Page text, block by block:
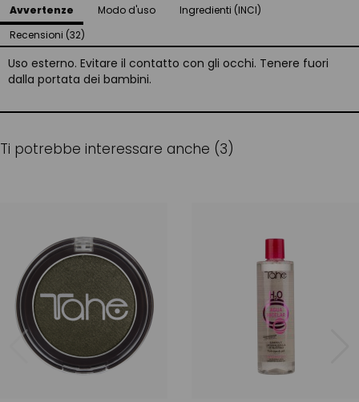
Avvertenze Modo d'uso
Ingredienti (INCI)
Recensioni (32)
Uso esterno. Evitare il contatto con gli occhi. Tenere fuori
dalla portata dei bambini.
Ti potrebbe interessare anche (3)